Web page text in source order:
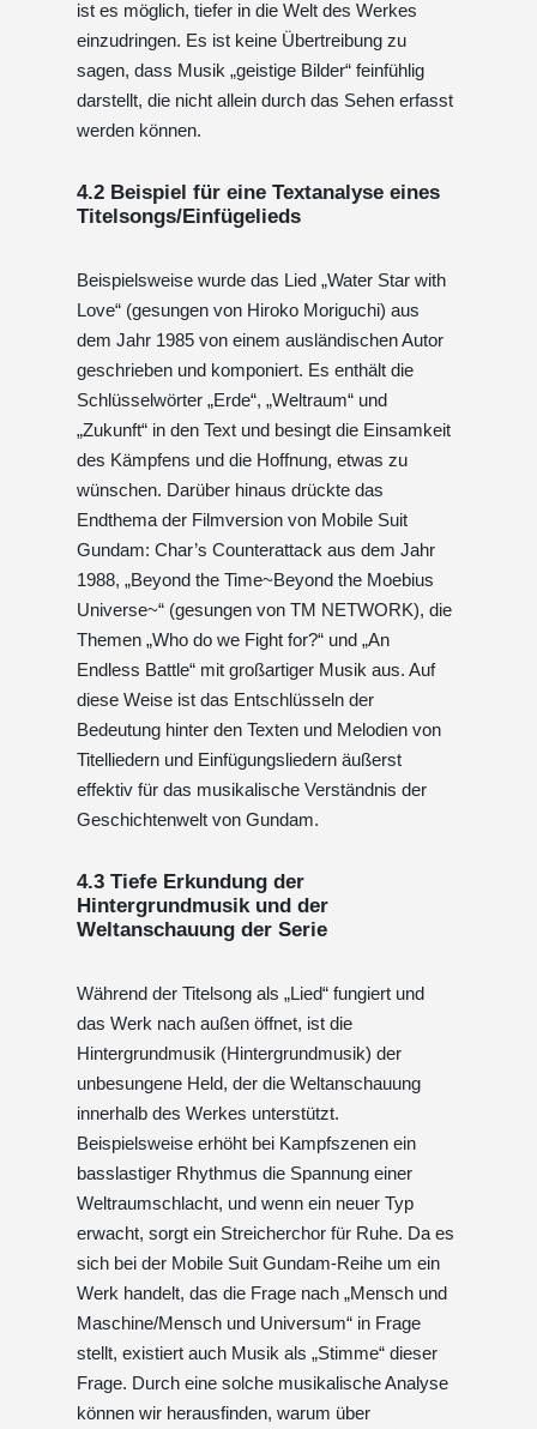
ist es möglich, tiefer in die Welt des Werkes
einzudringen. Es ist keine Übertreibung zu
sagen, dass Musik „geistige Bilder“ feinfühlig
darstellt, die nicht allein durch das Sehen erfasst
werden können.
4.2 Beispiel für eine Textanalyse eines
Titelsongs/Einfügelieds
Beispielsweise wurde das Lied „Water Star with
Love“ (gesungen von Hiroko Moriguchi) aus
dem Jahr 1985 von einem ausländischen Autor
geschrieben und komponiert. Es enthält die
Schlüsselwörter „Erde“, „Weltraum“ und
„Zukunft“ in den Text und besingt die Einsamkeit
des Kämpfens und die Hoffnung, etwas zu
wünschen. Darüber hinaus drückte das
Endthema der Filmversion von Mobile Suit
Gundam: Char’s Counterattack aus dem Jahr
1988, „Beyond the Time~Beyond the Moebius
Universe~“ (gesungen von TM NETWORK), die
Themen „Who do we Fight for?“ und „An
Endless Battle“ mit großartiger Musik aus. Auf
diese Weise ist das Entschlüsseln der
Bedeutung hinter den Texten und Melodien von
Titelliedern und Einfügungsliedern äußerst
effektiv für das musikalische Verständnis der
Geschichtenwelt von Gundam.
4.3 Tiefe Erkundung der
Hintergrundmusik und der
Weltanschauung der Serie
Während der Titelsong als „Lied“ fungiert und
das Werk nach außen öffnet, ist die
Hintergrundmusik (Hintergrundmusik) der
unbesungene Held, der die Weltanschauung
innerhalb des Werkes unterstützt.
Beispielsweise erhöht bei Kampfszenen ein
basslastiger Rhythmus die Spannung einer
Weltraumschlacht, und wenn ein neuer Typ
erwacht, sorgt ein Streicherchor für Ruhe. Da es
sich bei der Mobile Suit Gundam-Reihe um ein
Werk handelt, das die Frage nach „Mensch und
Maschine/Mensch und Universum“ in Frage
stellt, existiert auch Musik als „Stimme“ dieser
Frage. Durch eine solche musikalische Analyse
können wir herausfinden, warum über